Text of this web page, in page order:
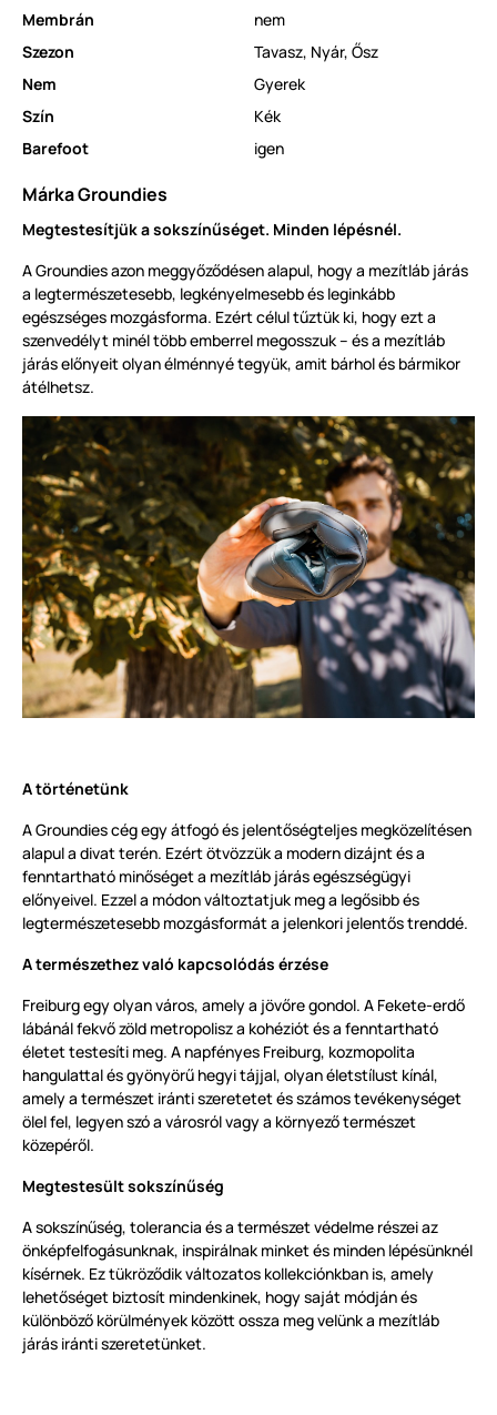
Membrán
nem
Szezon
Tavasz, Nyár, Ősz
Nem
Gyerek
Szín
Kék
Barefoot
igen
Márka Groundies
Megtestesítjük a sokszínűséget. Minden lépésnél.
A Groundies azon meggyőződésen alapul, hogy a mezítláb járás
a legtermészetesebb, legkényelmesebb és leginkább
egészséges mozgásforma. Ezért célul tűztük ki, hogy ezt a
szenvedélyt minél több emberrel megosszuk – és a mezítláb
járás előnyeit olyan élménnyé tegyük, amit bárhol és bármikor
átélhetsz.
A történetünk
A Groundies cég egy átfogó és jelentőségteljes megközelítésen
alapul a divat terén. Ezért ötvözzük a modern dizájnt és a
fenntartható minőséget a mezítláb járás egészségügyi
előnyeivel. Ezzel a módon változtatjuk meg a legősibb és
legtermészetesebb mozgásformát a jelenkori jelentős trenddé.
A természethez való kapcsolódás érzése
Freiburg egy olyan város, amely a jövőre gondol. A Fekete-erdő
lábánál fekvő zöld metropolisz a kohéziót és a fenntartható
életet testesíti meg. A napfényes Freiburg, kozmopolita
hangulattal és gyönyörű hegyi tájjal, olyan életstílust kínál,
amely a természet iránti szeretetet és számos tevékenységet
ölel fel, legyen szó a városról vagy a környező természet
közepéről.
Megtestesült sokszínűség
A sokszínűség, tolerancia és a természet védelme részei az
önképfelfogásunknak, inspirálnak minket és minden lépésünknél
kísérnek. Ez tükröződik változatos kollekciónkban is, amely
lehetőséget biztosít mindenkinek, hogy saját módján és
különböző körülmények között ossza meg velünk a mezítláb
járás iránti szeretetünket.